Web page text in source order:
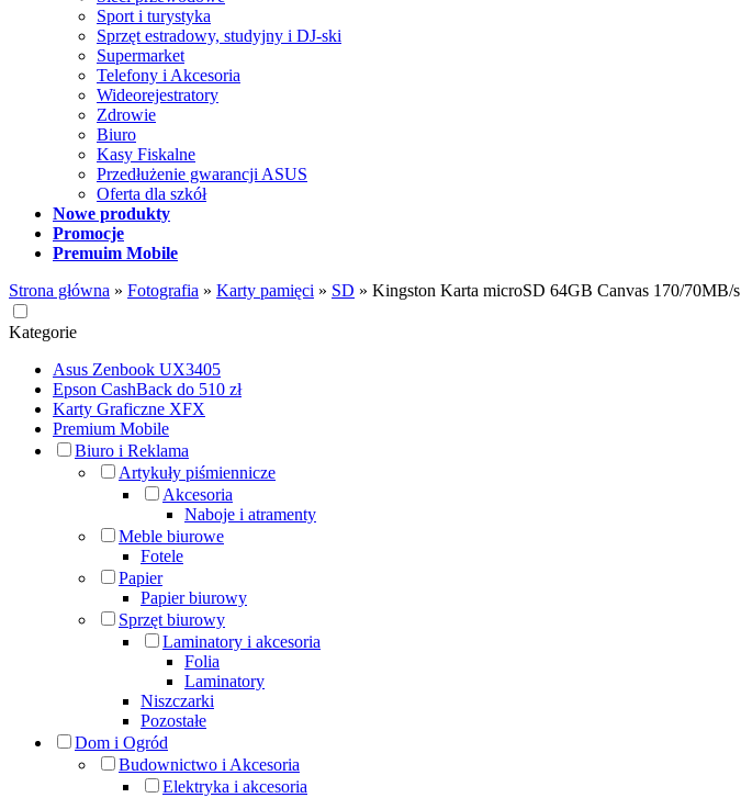
Sport i turystyka
Sprzęt estradowy, studyjny i DJ-ski
Supermarket
Telefony i Akcesoria
Wideorejestratory
Zdrowie
Biuro
Kasy Fiskalne
Przedłużenie gwarancji ASUS
Oferta dla szkół
Nowe produkty
Promocje
Premuim Mobile
Strona główna » Fotografia » Karty pamięci » SD » Kingston Karta microSD 64GB Canvas 170/70MB/s
Kategorie
Asus Zenbook UX3405
Epson CashBack do 510 zł
Karty Graficzne XFX
Premium Mobile
Biuro i Reklama
Artykuły piśmiennicze
Akcesoria
Naboje i atramenty
Meble biurowe
Fotele
Papier
Papier biurowy
Sprzęt biurowy
Laminatory i akcesoria
Folia
Laminatory
Niszczarki
Pozostałe
Dom i Ogród
Budownictwo i Akcesoria
Elektryka i akcesoria